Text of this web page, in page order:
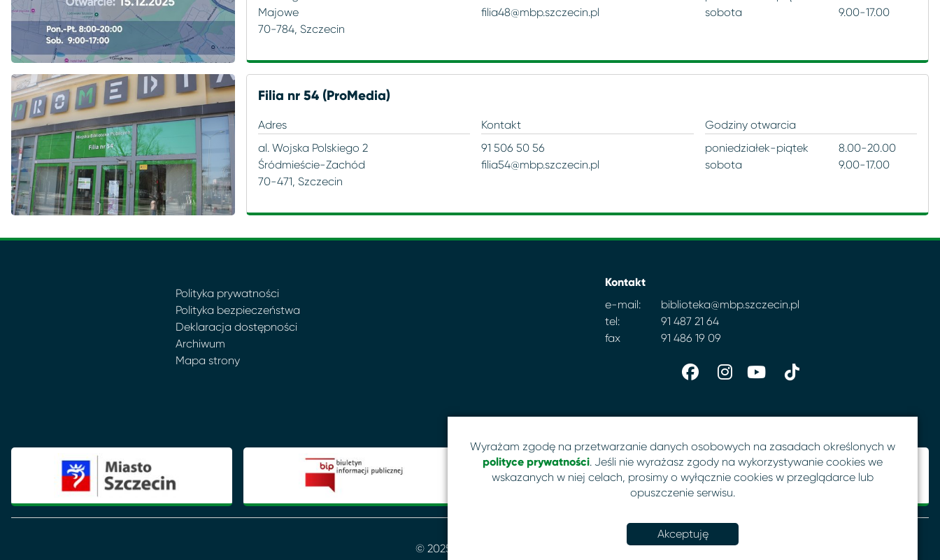
Majowe
70-784, Szczecin
filia48@mbp.szczecin.pl
sobota
9.00-17.00
Filia nr 54 (ProMedia)
Adres
al. Wojska Polskiego 2
Śródmieście-Zachód
70-471, Szczecin
Kontakt
91 506 50 56
filia54@mbp.szczecin.pl
Godziny otwarcia
poniedziałek-piątek
8.00-20.00
sobota
9.00-17.00
Polityka prywatności
Polityka bezpieczeństwa
Deklaracja dostępności
Archiwum
Mapa strony
Kontakt
e-mail:
biblioteka@mbp.szczecin.pl
tel:
91 487 21 64
fax
91 486 19 09
© 2025 MBP Szczecin
Wyrażam zgodę na przetwarzanie danych osobowych na zasadach określonych w
polityce prywatności. Jeśli nie wyrażasz zgody na wykorzystywanie cookies we
wskazanych w niej celach, prosimy o wyłącznie cookies w przeglądarce lub
opuszczenie serwisu.
Akceptuję